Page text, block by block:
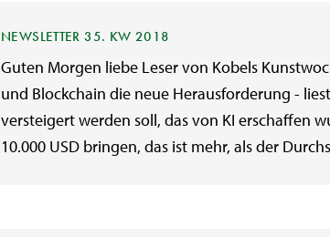
NEWSLETTER 35. KW 2018
Guten Morgen liebe Leser von Kobels
und Blockchain die neue Herausforderung -
versteigert werden soll, das von KI erschaffen
10.000 USD bringen, das ist mehr, als der